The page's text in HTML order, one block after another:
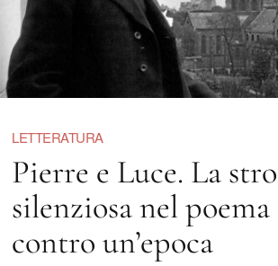
LETTERATURA
Pierre e Luce. La
silenziosa nel
contro un’epoca